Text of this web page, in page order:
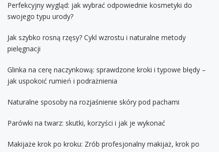
Perfekcyjny wygląd: jak wybrać odpowiednie kosmetyki do
swojego typu urody?
Jak szybko rosną rzęsy? Cykl wzrostu i naturalne metody
pielęgnacji
Glinka na cerę naczynkową: sprawdzone kroki i typowe błędy –
jak uspokoić rumień i podrażnienia
Naturalne sposoby na rozjaśnienie skóry pod pachami
Parówki na twarz: skutki, korzyści i jak je wykonać
Makijaże krok po kroku: Zrób profesjonalny makijaż, krok po